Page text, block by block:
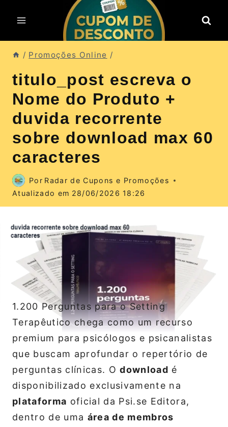
para
o
Conteúdo
/ Promoções Online /
titulo_post escreva o
Nome do Produto +
duvida recorrente
sobre download max 60
caracteres
Por Radar de Cupons e Promoções
Atualizado em 28/06/2026 18:26
1.200 Perguntas para o Setting
Terapêutico chega como um recurso
premium para psicólogos e psicanalistas
que buscam aprofundar o repertório de
perguntas clínicas. Odownload é
disponibilizado exclusivamente na
plataforma oficial da Psi.se Editora,
dentro de uma área de membros